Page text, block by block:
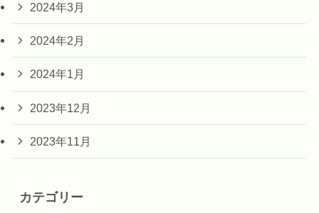
2024年3月
2024年2月
2024年1月
2023年12月
2023年11月
カテゴリー